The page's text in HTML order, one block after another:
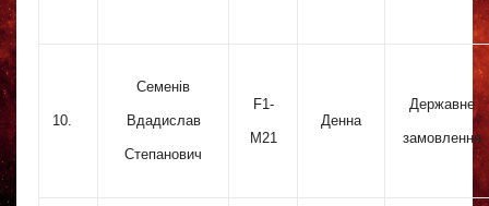
10.
Семенів
Вдадислав
Степанович
F1-
M21
Денна
Державне
замовлення